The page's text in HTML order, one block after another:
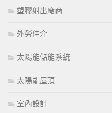
塑膠射出廠商
外勞仲介
太陽能儲能系統
太陽能屋頂
室內設計